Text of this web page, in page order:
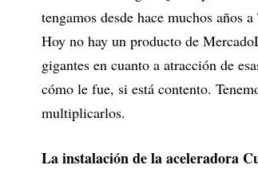
tengamos desde hace muchos años
Hoy no hay un producto de
gigantes en cuanto a atracción de
cómo le fue, si está contento.
multiplicarlos.
La instalación de la aceleradora